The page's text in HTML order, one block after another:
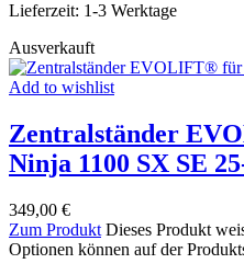
Lieferzeit: 1-3 Werktage
Ausverkauft
Add to wishlist
Zentralständer
Ninja 1100 SX SE
349,00 €
Zum Produkt Dieses Produkt
Optionen können auf der